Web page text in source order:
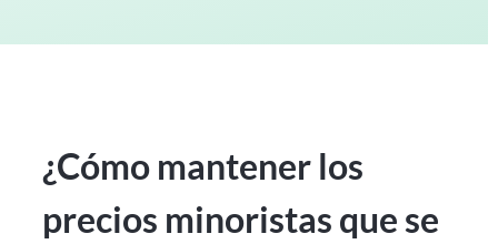
¿Cómo mantener los
precios minoristas que se